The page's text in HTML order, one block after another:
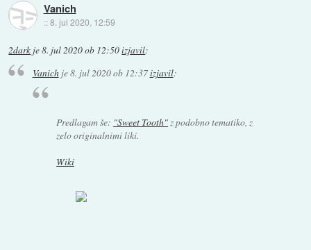
Vanich
::8. jul 2020, 12:59
2dark je8. jul 2020 ob 12:50izjavil:
Vanichje8. jul 2020 ob 12:37izjavil:
Predlagam še: "Sweet Tooth"z podobno tematiko, z
zelo originalnimi liki.
Wiki